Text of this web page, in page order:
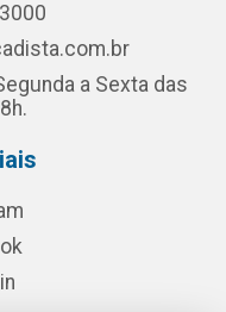
a Sexta das